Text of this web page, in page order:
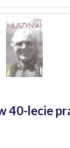
40-lecie